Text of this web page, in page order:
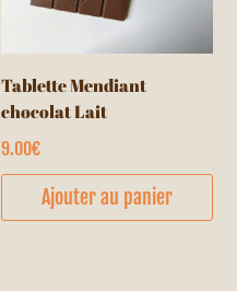
Tablette Mendiant
chocolat Lait
9.00€
Ajouter au panier